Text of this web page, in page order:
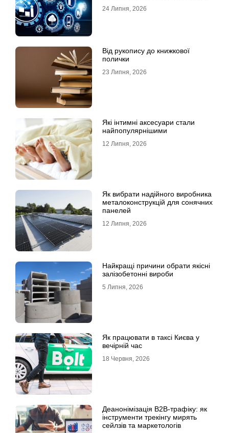
24 Липня, 2026
Від рукопису до книжкової
полички
23 Липня, 2026
Які інтимні аксесуари стали
найпопулярнішими
12 Липня, 2026
Як вибрати надійного виробника
металоконструкцій для сонячних
панелей
12 Липня, 2026
Найкращі причини обрати якісні
залізобетонні вироби
5 Липня, 2026
Як працювати в таксі Києва у
вечірній час
18 Червня, 2026
Деанонімізація B2B-трафіку: як
інструменти трекінгу мирять
сейлзів та маркетологів